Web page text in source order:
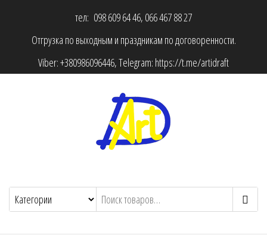
тел: 098 609 64 46, 066 467 88 27
Отгрузка по выходным и праздникам по договоренности.
Viber:+380986096446, Telegram: https://t.me/artidraft